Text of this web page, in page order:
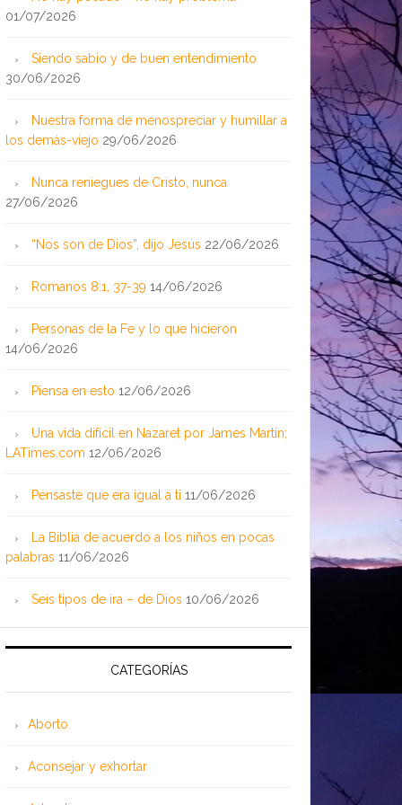
01/07/2026
Siendo sabio y de buen entendimiento
30/06/2026
Nuestra forma de menospreciar y humillar a
los demás-viejo 29/06/2026
Nunca reniegues de Cristo, nunca
27/06/2026
“Nos son de Dios”, dijo Jesús 22/06/2026
Romanos 8:1, 37-39 14/06/2026
Personas de la Fe y lo que hicieron
14/06/2026
Piensa en esto 12/06/2026
Una vida difícil en Nazaret por James Martin;
LATimes.com 12/06/2026
Pensaste que era igual a ti 11/06/2026
La Biblia de acuerdo a los niños en pocas
palabras 11/06/2026
Seis tipos de ira – de Dios 10/06/2026
CATEGORÍAS
Aborto
Aconsejar y exhortar